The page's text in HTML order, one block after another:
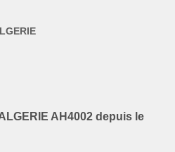
AH4002 depuis le